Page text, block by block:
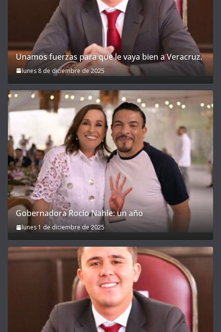
Unamos fuerzas para que le vaya bien a Veracruz.
lunes 8 de diciembre de 2025
Gobernadora Rocío Nahle: un año
lunes 1 de diciembre de 2025